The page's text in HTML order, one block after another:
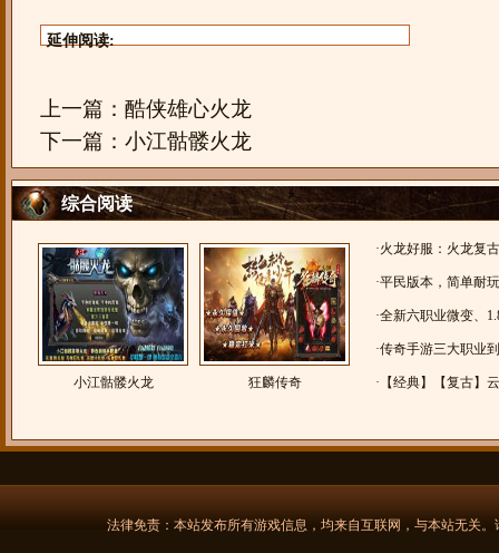
延伸阅读:
上一篇： 酷侠雄心火龙
下一篇： 小江骷髅火龙
综合阅读
小江骷髅火龙 狂麟传奇
·火龙好服：火龙复
无限刀
·平民版本，简单耐
威火龙】小怪爆一切
·全新六职业微变、
都!
·传奇手游三大职业
法师？道士？
· 【经典】【复古】
法律免责：本站发布所有游戏信息，均来自互联网，与本站无关